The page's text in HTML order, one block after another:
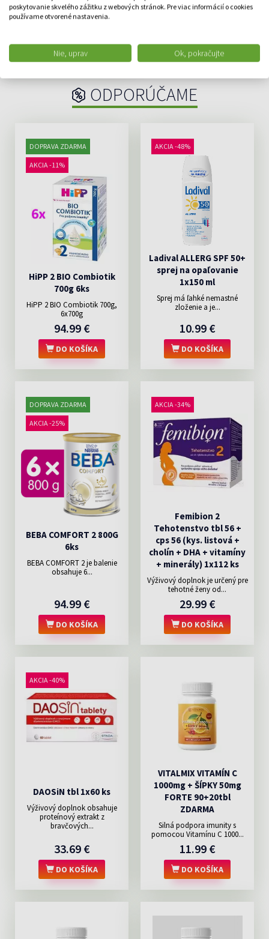
poskytovanie skvelého zážitku z webových stránok. Pre viac informácií o cookies
používame otvorené nastavenia.
Nie, uprav Ok, pokračujte
s príchuťoujahôd...
6.92 €
ODPORÚČAME
DOPRAVA ZDARMA
AKCIA -11%
HiPP 2 BIO Combiotik
700g 6ks
HiPP 2 BIO Combiotik 700g,
6x700g
94.99 €
DO KOŠÍKA
AKCIA -48%
Ladival ALLERG SPF 50+
sprej na opaľovanie
1x150 ml
Sprej má ľahké nemastné
zloženie a je...
10.99 €
DO KOŠÍKA
DOPRAVA ZDARMA
AKCIA -25%
BEBA COMFORT 2 800G
6ks
BEBA COMFORT 2 je balenie
obsahuje 6...
94.99 €
DO KOŠÍKA
AKCIA -34%
Femibion 2
Tehotenstvo tbl 56 +
cps 56 (kys. listová +
cholín + DHA + vitamíny
+ minerály) 1x112 ks
Výživový doplnok je určený pre
tehotné ženy od...
29.99 €
DO KOŠÍKA
AKCIA -40%
DAOSiN tbl 1x60 ks
Výživový doplnok obsahuje
proteínový extrakt z
bravčových...
33.69 €
DO KOŠÍKA
VITALMIX VITAMÍN C
1000mg + ŠÍPKY 50mg
FORTE 90+20tbl
ZDARMA
Silná podpora imunity s
pomocou Vitamínu C 1000...
11.99 €
DO KOŠÍKA